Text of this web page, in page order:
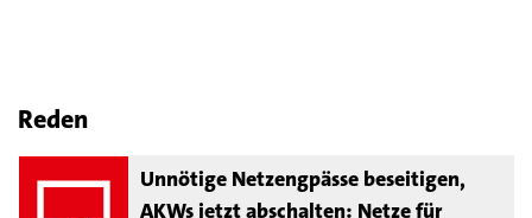
Reden
Unnötige Netzengpässe beseitigen,
AKWs jetzt abschalten: Netze für